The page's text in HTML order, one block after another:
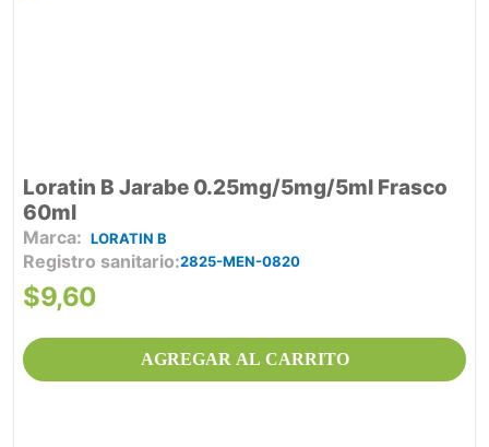
Loratin B Jarabe 0.25mg/5mg/5ml Frasco
60ml
LORATIN B
Registro sanitario 2825-MEN-0820
$9,60
AGREGAR AL CARRITO